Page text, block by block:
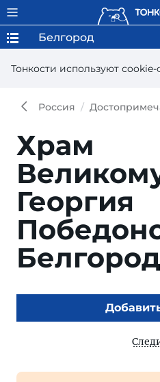
Тонкости используют
Белгород
Россия
Храм
Георгия